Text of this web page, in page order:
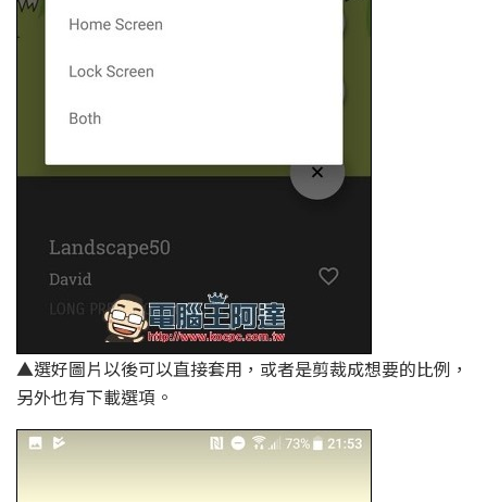
▲選好圖片以後可以直接套用，或者是剪裁成想要的比例，
另外也有下載選項。